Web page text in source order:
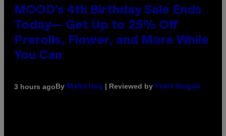
MOOD’s 4th Birthday Sale Ends
Today— Get Up to 25% Off
Prerolls, Flower, and More While
You Can
3 hours agoBy Maha Haq | Reviewed by Ysolt Usigan